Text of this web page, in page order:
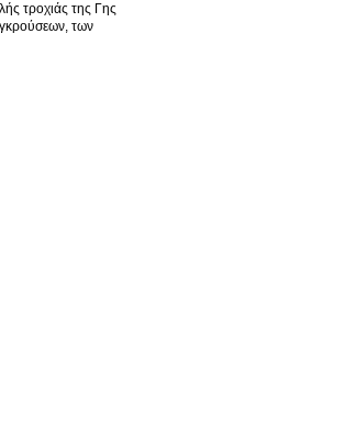
τροχιάς της Γης
των